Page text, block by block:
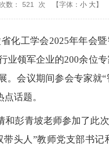
数： 521 次 【字体： 小 大】
化工学会2025年年会
业领军企业的200余位
会议期间参会专家就
话题。
彭青坡老师参加了此
头人”教师党支部书